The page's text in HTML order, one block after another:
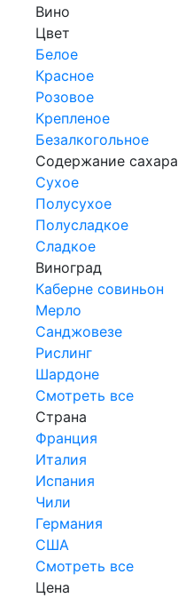
Вино
Цвет
Белое
Красное
Розовое
Крепленое
Безалкогольное
Содержание сахара
Сухое
Полусухое
Полусладкое
Сладкое
Виноград
Каберне совиньон
Мерло
Санджовезе
Рислинг
Шардоне
Смотреть все
Страна
Франция
Италия
Испания
Чили
Германия
США
Смотреть все
Цена